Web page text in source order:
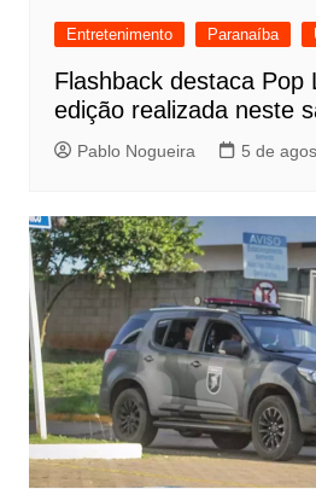
Entretenimento Paranaíba
Flashback destaca Pop
edição realizada neste
Pablo Nogueira 5 de